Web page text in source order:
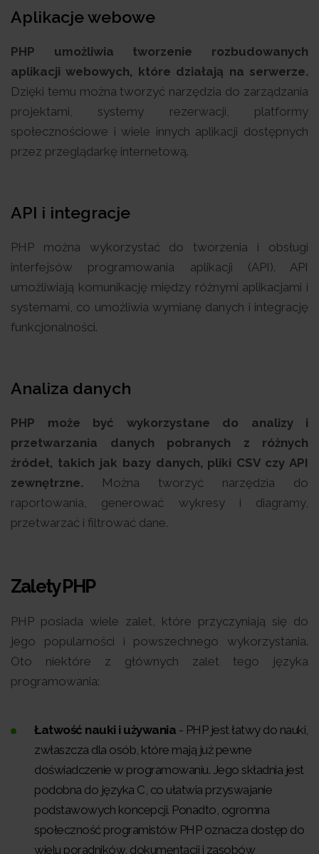
Aplikacje webowe
PHP umożliwia tworzenie rozbudowanych
aplikacji webowych, które działają na serwerze.
Dzięki temu można tworzyć narzędzia do zarządzania
projektami, systemy rezerwacji, platformy
społecznościowe i wiele innych aplikacji dostępnych
przez przeglądarkę internetową.
API i integracje
PHP można wykorzystać do tworzenia i obsługi
interfejsów programowania aplikacji (API). API
umożliwiają komunikację między różnymi aplikacjami i
systemami, co umożliwia wymianę danych i integrację
funkcjonalności.
Analiza danych
PHP może być wykorzystane do analizy i
przetwarzania danych pobranych z różnych
źródeł, takich jak bazy danych, pliki CSV czy API
zewnętrzne. Można tworzyć narzędzia do
raportowania, generować wykresy i diagramy,
przetwarzać i filtrować dane.
Zalety PHP
PHP posiada wiele zalet, które przyczyniają się do
jego popularności i powszechnego wykorzystania.
Oto niektóre z głównych zalet tego języka
programowania:
Łatwość nauki i używania - PHP jest łatwy do nauki,
zwłaszcza dla osób, które mają już pewne
doświadczenie w programowaniu. Jego składnia jest
podobna do języka C, co ułatwia przyswajanie
podstawowych koncepcji. Ponadto, ogromna
społeczność programistów PHP oznacza dostęp do
wielu poradników, dokumentacji i zasobów